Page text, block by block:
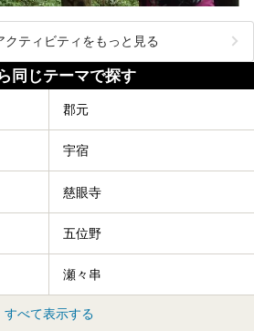
クティビティをもっと見る
同じテーマで探す
郡元
宇宿
慈眼寺
五位野
瀬々串
すべて表示する